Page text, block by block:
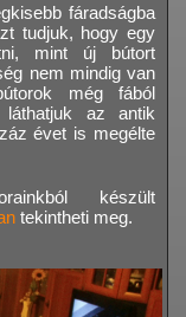
fáradságba
tudjuk, hogy egy
mint új bútort
nem mindig van
még fából
az antik
évet is megélte
készült
tekintheti meg.